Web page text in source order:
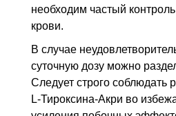
необходим частый
крови.
В случае
суточную дозу можно
Следует строго соблюдать
L-Тироксина-Акри во